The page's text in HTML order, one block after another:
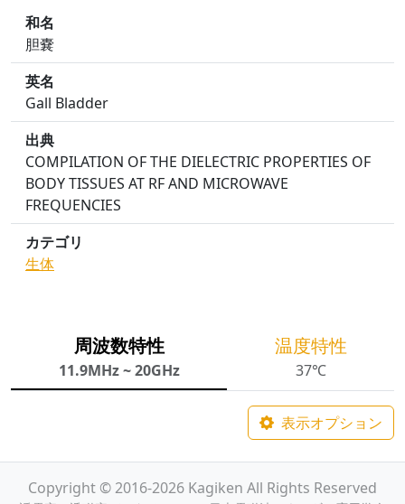
和名
胆嚢
英名
Gall Bladder
出典
COMPILATION OF THE DIELECTRIC PROPERTIES OF
BODY TISSUES AT RF AND MICROWAVE
FREQUENCIES
カテゴリ
生体
周波数特性
11.9MHz ~ 20GHz
温度特性
37℃
表示オプション
Copyright © 2016-2026 Kagiken All Rights Reserved